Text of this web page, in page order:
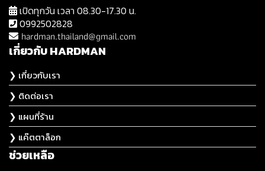
เปิดทุกวัน เวลา 08.30-17.30 น.
0992502828
hardman.thailand@gmail.com
เกี่ยวกับ HARDMAN
❯ เกี่ยวกับเรา
❯ ติดต่อเรา
❯ แผนที่ร้าน
❯ แค๊ตตาล็อก
ช่วยเหลือ